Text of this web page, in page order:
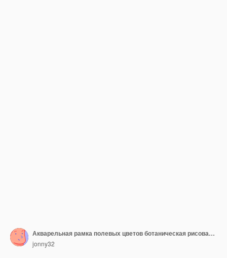
Акварельная рамка полевых цветов ботаническая рисованная иллюстрация
jonny32